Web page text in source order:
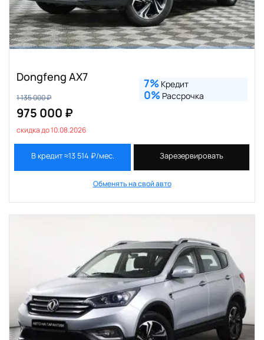
Dongfeng AX7
1 135 000 ₽
975 000 ₽
скидка до 10.08.2026
7% Кредит
0% Рассрочка
В кредит ≈13 514 ₽/мес. Зарезервировать
Обменять на свой авто